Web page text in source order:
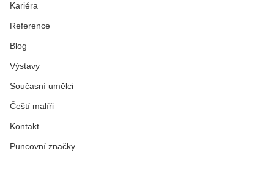
Kariéra
Reference
Blog
Výstavy
Současní umělci
Čeští malíři
Kontakt
Puncovní značky